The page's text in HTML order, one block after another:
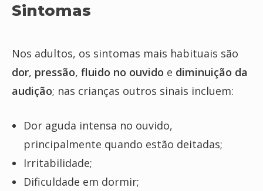
Sintomas
Nos adultos, os sintomas mais habituais são
dor, pressão, fluido no ouvido e diminuição da
audição; nas crianças outros sinais incluem:
Dor aguda intensa no ouvido,
principalmente quando estão deitadas;
Irritabilidade;
Dificuldade em dormir;